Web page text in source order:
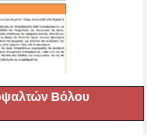
Βόλου